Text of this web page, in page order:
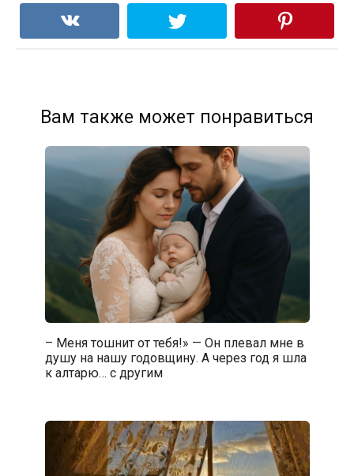
Вам также может понравиться
– Меня тошнит от тебя!» — Он плевал мне в
душу на нашу годовщину. А через год я шла
к алтарю… с другим